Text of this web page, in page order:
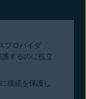
プロバイダ
護するのに役立
接続を保護し